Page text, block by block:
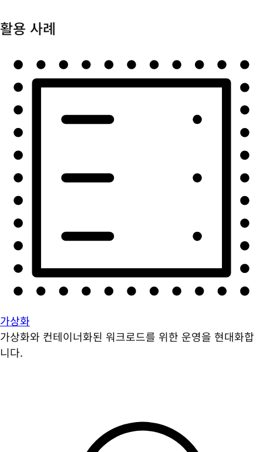
활용 사례
가상화
가상화와 컨테이너화된 워크로드를 위한 운영을 현대화합
니다.